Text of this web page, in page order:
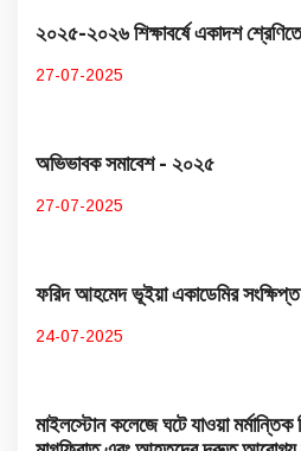
২০২৫-২০২৬ শিক্ষাবর্ষে একাদশ শ্রেণিতে
27-07-2025
অভিভাবক সমাবেশ - ২০২৫
27-07-2025
ফরিদ আহমেদ ভূইয়া একাডেমির সংক্ষিপ্ত
24-07-2025
মাইলস্টোন কলেজে ঘটে যাওয়া মর্মান্তিক